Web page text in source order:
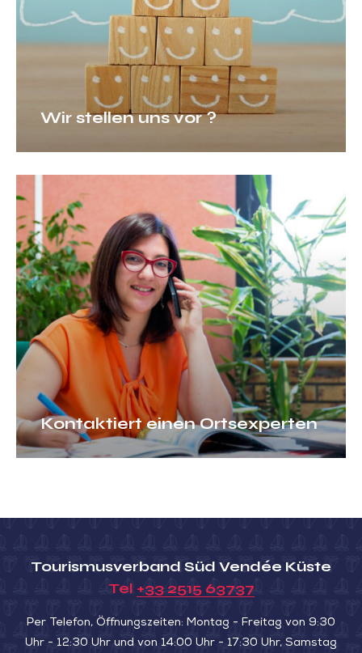
Wir stellen uns vor ?
Ortsexperten
Kontaktiert einen Ortsexperten
Tourismusverband Süd Vendée Küste
Tel +33 2515 63737
Per Telefon, Öffnungszeiten: Montag - Freitag von 9:30
Uhr - 12:30 Uhr und von 14:00 Uhr - 17:30 Uhr, Samstag